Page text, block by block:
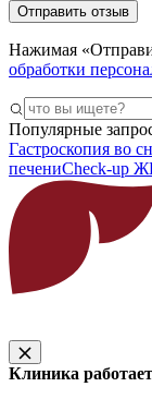
Отправить отзыв
Нажимая
обработки
Популярные
Гастроскопия во
печениCheck-up
Клиника работает